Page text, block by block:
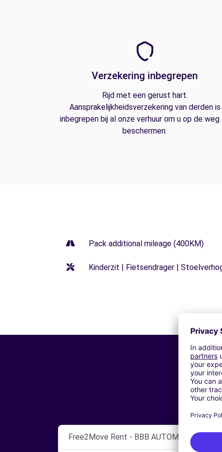
Verzekering inbegrepen
Rijd met een gerust hart.
Aansprakelijkheidsverzekering van derden is
inbegrepen bij al onze verhuur om u op de
beschermen.
Pack additional mileage (400KM)
Kinderzit | Fietsendrager |
Free2Move Rent - BBB AUTOMOBILES -